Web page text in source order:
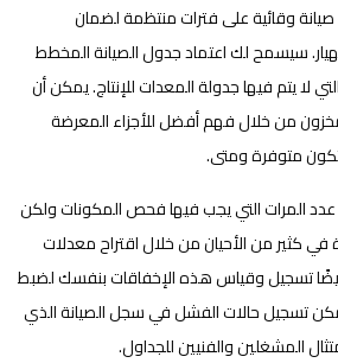
وقائية على فترات منتظمة لضمان
سيسمح لك اعتماد جدول الصيانة المخطط
لا يتم فيها جدولة المعدات للإنتاج. يمكن أن
من خلال فهم أفضل للأجزاء المعرضة
تكون متوفرة ومتى.
المرات التي يجب فيها فحص المكونات ولكن
كثير من الأحيان من خلال اقتراح معدلات
تسجيل وقياس هذه الإخفاقات بنفسك لضبط
تسجيل حالات الفشل في سجل الصيانة الذي
المشغلين والفنيين للجداول.